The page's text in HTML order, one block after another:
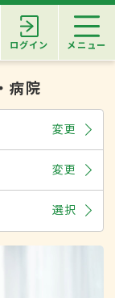
ログイン メニュー
病院
変更
変更
選択